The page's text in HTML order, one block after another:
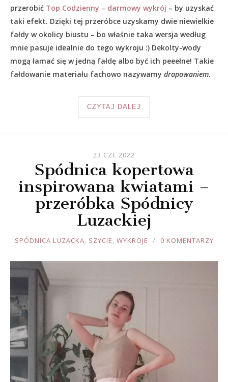
przerobić Top Codzienny – darmowy wykrój – by uzyskać
taki efekt. Dzięki tej przeróbce uzyskamy dwie niewielkie
fałdy w okolicy biustu – bo właśnie taka wersja według
mnie pasuje idealnie do tego wykroju :) Dekolty-wody
mogą łamać się w jedną fałdę albo być ich peeełne! Takie
fałdowanie materiału fachowo nazywamy drapowaniem.
CZYTAJ DALEJ
23 CZE 2022
Spódnica kopertowa
inspirowana kwiatami –
przeróbka Spódnicy
Luzackiej
JOULE
SPÓDNICA LUZACKA, SZYCIE, WYKROJE 0 KOMENTARZY